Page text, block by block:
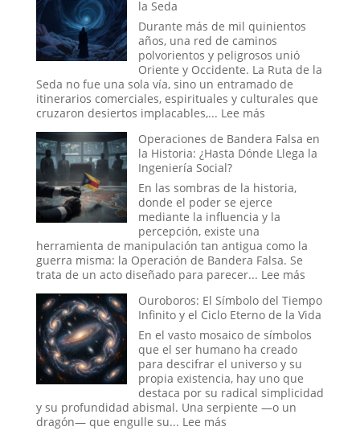
de
la
Alianza
una
Antigua?
La
teoría
del
Relato
Bíblico
la Seda
Durante más de mil quinientos
años, una red de caminos
polvorientos y peligrosos unió
Oriente y Occidente. La Ruta de la
Seda no fue una sola vía, sino un entramado de
itinerarios comerciales, espirituales y culturales que
cruzaron desiertos implacables,... Lee más:
Secretas
y
Sin
Resolver
de
la
Antigua
Ruta
de
Seda
Operaciones de Bandera Falsa en
la Historia: ¿Hasta Dónde Llega la
Ingeniería Social?
En las sombras de la historia,
donde el poder se ejerce
mediante la influencia y la
percepción, existe una
herramienta de manipulación tan antigua como la
guerra misma: la Operación de Bandera Falsa. Se
trata de un acto diseñado para parecer... Lee más:
de
Bandera
Falsa
¿Hasta
Ouroboros: El Símbolo del Tiempo
Infinito y el Ciclo Eterno de la Vida
En el vasto mosaico de símbolos
que el ser humano ha creado
para descifrar el universo y su
propia existencia, hay uno que
destaca por su radical simplicidad
y su profundidad abismal. Una serpiente —o un
dragón— que engulle su... Lee más: